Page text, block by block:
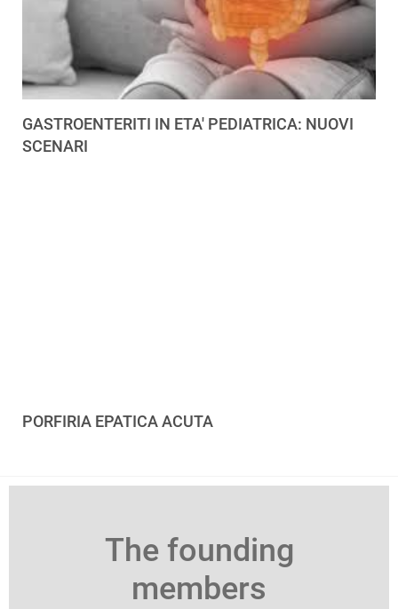
GASTROENTERITI IN ETA' PEDIATRICA: NUOVI
SCENARI
PORFIRIA EPATICA ACUTA
The founding
members